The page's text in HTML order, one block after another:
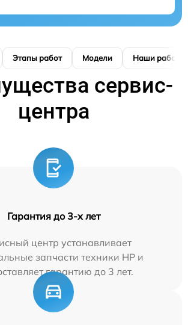
Этапы работ Модели Наши работы
сервис-
центра
Гарантия до 3-х лет
центр устанавливает
запчасти техники HP и
гарантию до 3 лет.